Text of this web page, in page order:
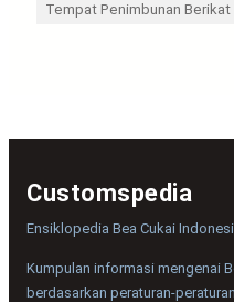
Tempat Penimbunan Berikat
Customspedia
Ensiklopedia Bea Cukai
Kumpulan informasi mengenai
berdasarkan peraturan-